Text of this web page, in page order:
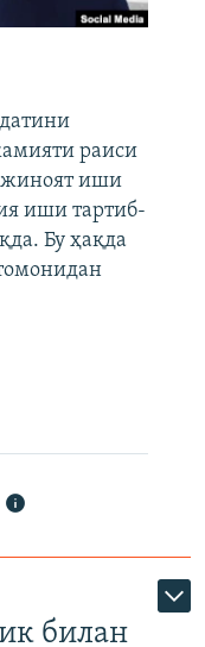
раиси
жиноят иши
иши тартиб-
Бу ҳақда
билан